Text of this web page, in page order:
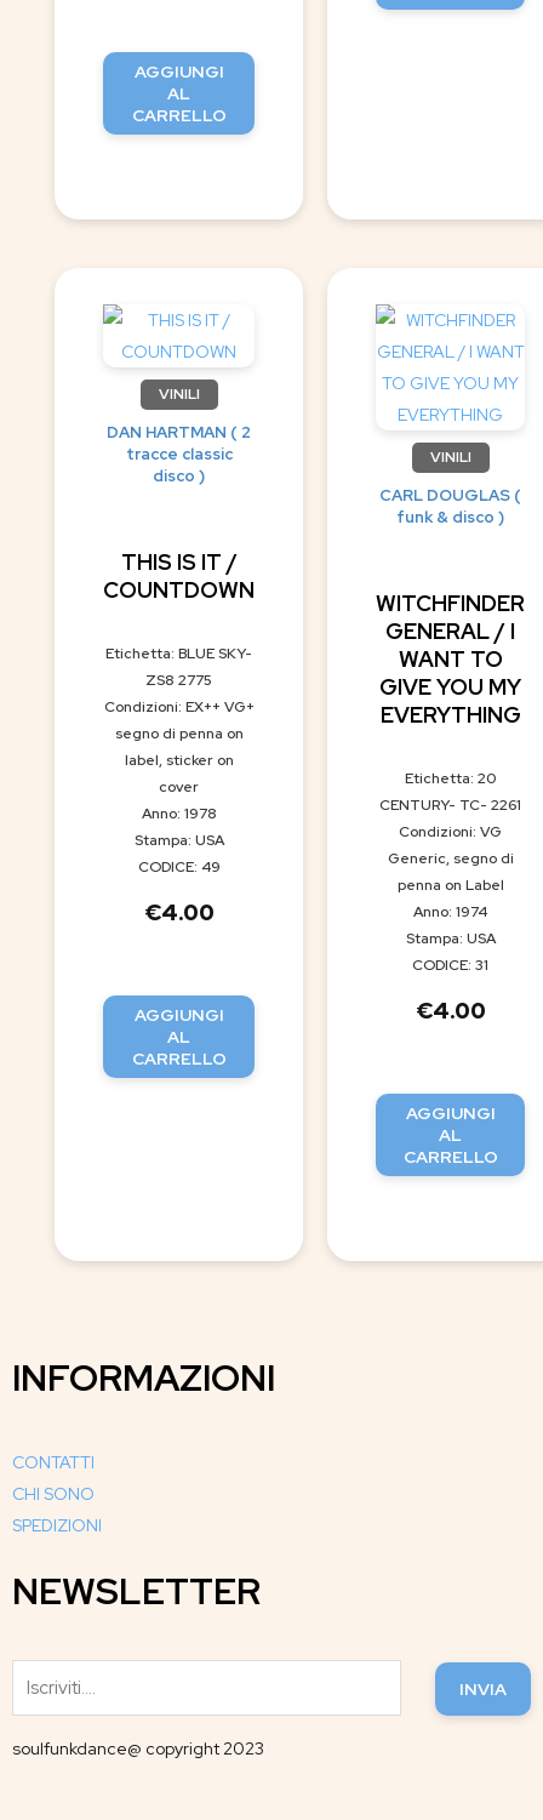
AGGIUNGI
AL
CARRELLO
VINILI
DAN HARTMAN ( 2
tracce classic
disco )
THIS IS IT /
COUNTDOWN
Etichetta: BLUE SKY-
ZS8 2775
Condizioni: EX++ VG+
segno di penna on
label, sticker on
cover
Anno: 1978
Stampa: USA
CODICE: 49
€4.00
AGGIUNGI
AL
CARRELLO
VINILI
CARL DOUGLAS (
funk & disco )
WITCHFINDER
GENERAL / I
WANT TO
GIVE YOU MY
EVERYTHING
Etichetta: 20
CENTURY- TC- 2261
Condizioni: VG
Generic, segno di
penna on Label
Anno: 1974
Stampa: USA
CODICE: 31
€4.00
AGGIUNGI
AL
CARRELLO
INFORMAZIONI
CONTATTI
CHI SONO
SPEDIZIONI
NEWSLETTER
INVIA
soulfunkdance@ copyright 2023